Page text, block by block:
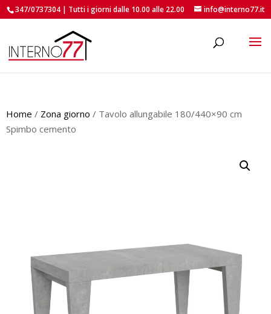
347/0737304 | Tutti i giorni dalle 10.00 alle 22.00 info@interno77.it
Home / Zona giorno / Tavolo allungabile 180/440×90 cm
Spimbo cemento